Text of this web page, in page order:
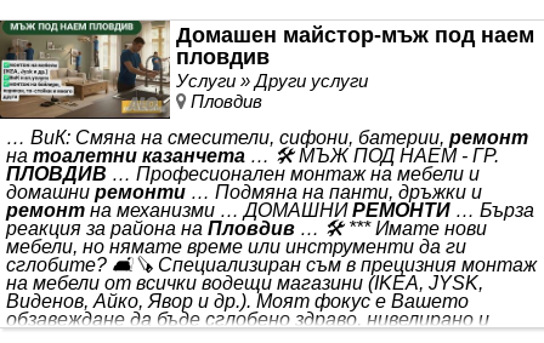
отопление свързване на котли - ел част, вода и
отоплителен
Домашен майстор-мъж под наем
пловдив
Услуги » Други услуги
Пловдив
… ВиК: Смяна на смесители, сифони, батерии, ремонт
на тоалетни казанчета … 🛠️ МЪЖ ПОД НАЕМ - ГР.
ПЛОВДИВ … Професионален монтаж на мебели и
домашни ремонти … Подмяна на панти, дръжки и
ремонт на механизми … ДОМАШНИРЕМОНТИ … Бърза
реакция за района на Пловдив … 🛠️ *** Имате нови
мебели, но нямате време или инструменти да ги
сглобите? 🛋️🪚 Специализиран съм в прецизния монтаж
на мебели от всички водещи магазини (IKEA, JYSK,
Виденов, Айко, Явор и др.). Моят фокус е Вашето
обзавеждане да бъде сглобено здраво, нивелирано и